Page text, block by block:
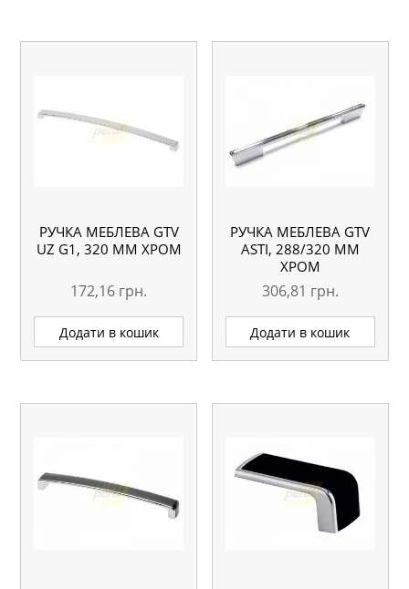
РУЧКА МЕБЛЕВА GTV
UZ G1, 320 ММ ХРОМ
172,16 грн.
Додати в кошик
РУЧКА МЕБЛЕВА GTV
ASTI, 288/320 ММ
ХРОМ
306,81 грн.
Додати в кошик